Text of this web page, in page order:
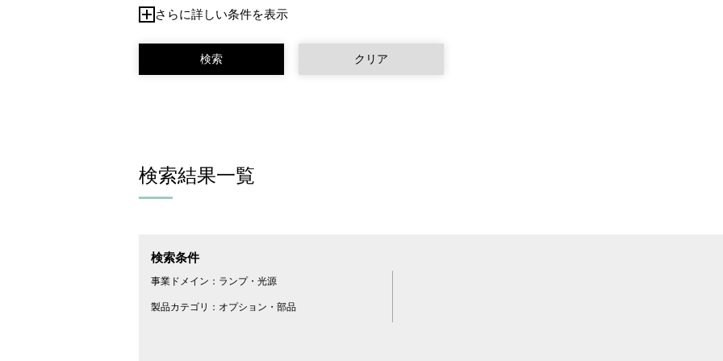
さらに詳しい条件を表示
検索結果一覧
検索条件
事業ドメイン： ランプ・光源
製品カテゴリ： オプション・部品